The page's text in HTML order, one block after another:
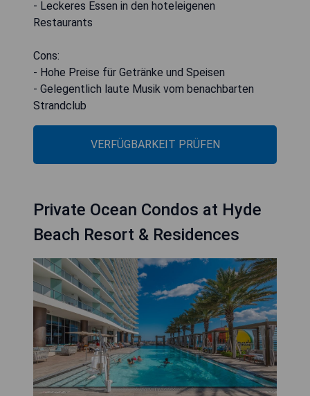
- Leckeres Essen in den hoteleigenen
Restaurants
Cons:
- Hohe Preise für Getränke und Speisen
- Gelegentlich laute Musik vom benachbarten
Strandclub
VERFÜGBARKEIT PRÜFEN
Private Ocean Condos at Hyde
Beach Resort & Residences